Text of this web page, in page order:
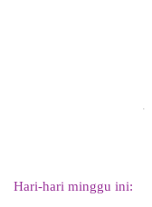
Hari-hari minggu ini: